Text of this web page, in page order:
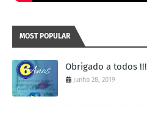
MOST POPULAR
Obrigado a todos !!!
junho 28, 2019